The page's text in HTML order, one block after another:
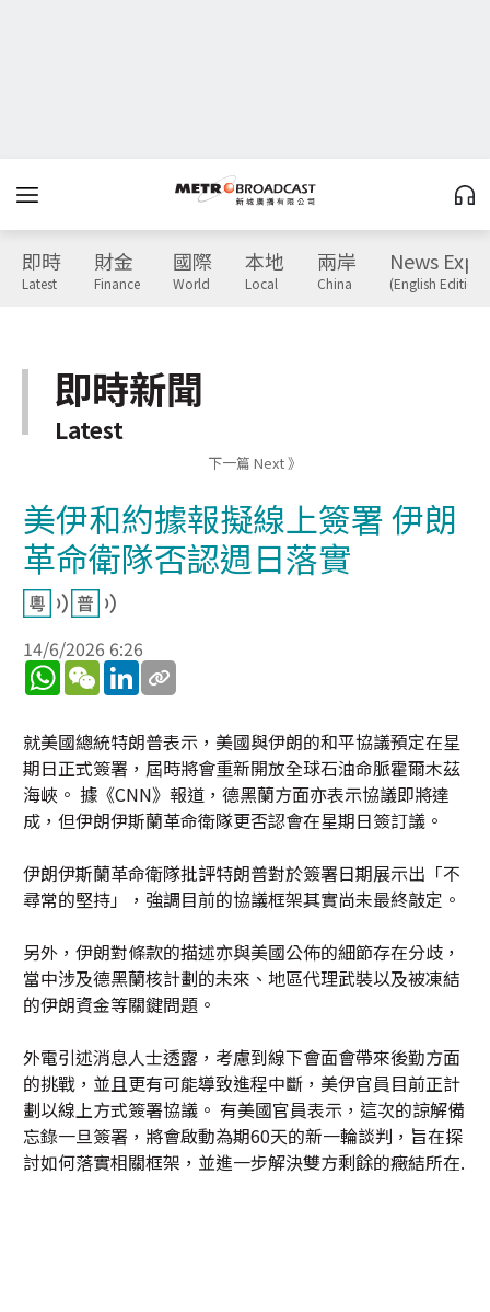
即時
Latest
財金
Finance
國際
World
本地
Local
兩岸
China
News
(English Edition)
即時新聞
Latest
下一篇 Next 》
美伊和約據報擬線上簽署 伊朗
革命衛隊否認週日落實
14/6/2026 6:26
WhatsApp
WeChatLinkedIn
就美國總統特朗普表示，美國與伊朗的和平協議預定在星
期日正式簽署，屆時將會重新開放全球石油命脈霍爾木茲
海峽。 據《CNN》報道，德黑蘭方面亦表示協議即將達
成，但伊朗伊斯蘭革命衛隊更否認會在星期日簽訂議。
伊朗伊斯蘭革命衛隊批評特朗普對於簽署日期展示出「不
尋常的堅持」，強調目前的協議框架其實尚未最終敲定。
另外，伊朗對條款的描述亦與美國公佈的細節存在分歧，
當中涉及德黑蘭核計劃的未來、地區代理武裝以及被凍結
的伊朗資金等關鍵問題。
外電引述消息人士透露，考慮到線下會面會帶來後勤方面
的挑戰，並且更有可能導致進程中斷，美伊官員目前正計
劃以線上方式簽署協議。 有美國官員表示，這次的諒解備
忘錄一旦簽署，將會啟動為期60天的新一輪談判，旨在探
討如何落實相關框架，並進一步解決雙方剩餘的癥結所在.